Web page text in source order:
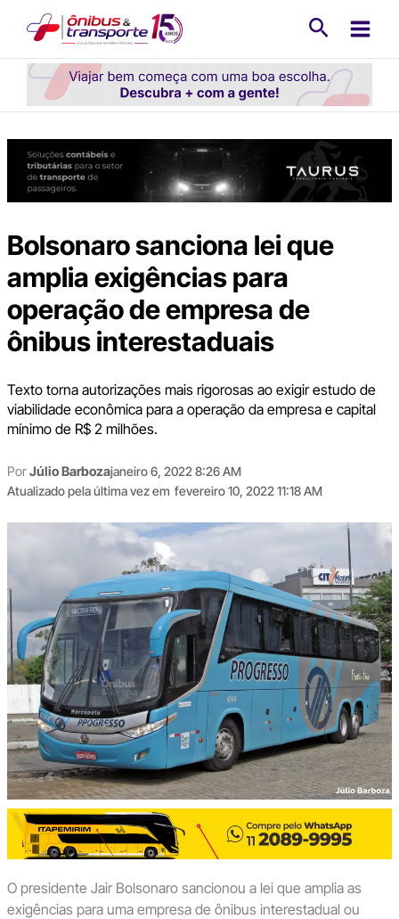
conteúdo
Bolsonaro sanciona lei que
amplia exigências para
operação de empresa de
ônibus interestaduais
Texto torna autorizações mais rigorosas ao exigir estudo de
viabilidade econômica para a operação da empresa e capital
mínimo de R$ 2 milhões.
PorJúlio Barbozajaneiro 6, 2022 8:26 AM
Atualizado pela última vez em fevereiro 10, 2022 11:18 AM
O presidente Jair Bolsonaro sancionou a lei que amplia as
exigências para uma empresa de ônibus interestadual ou